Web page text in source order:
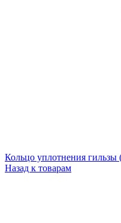
Кольцо уплотнения гильзы
Назад к товарам